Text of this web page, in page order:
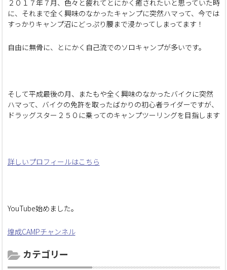
２０１７年７月、色々と疲れてとにかく癒されたいと思っていた時
に、それまで全く興味のなかったキャンプに突然ハマって、今では
すっかりキャンプ沼にどっぷり腰まで浸かってしまってます！
自由に無骨に、とにかく自己流でのソロキャンプが多いです。
そして平成最後の月、またもや全く興味のなかったバイクに突然
ハマって、バイクの免許を取ったばかりの初心者ライダーですが、
ドラッグスター２５０に乗ってのキャンプツーリングを目指します
詳しいプロフィールはこちら
YouTube始めました。
煌成CAMPチャンネル
カテゴリー